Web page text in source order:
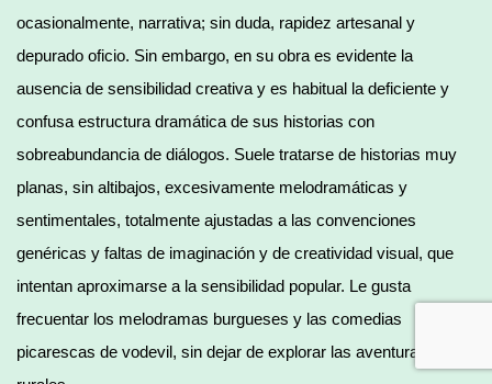
ocasionalmente, narrativa; sin duda, rapidez artesanal y
depurado oficio. Sin embargo, en su obra es evidente la
ausencia de sensibilidad creativa y es habitual la deficiente y
confusa estructura dramática de sus historias con
sobreabundancia de diálogos. Suele tratarse de historias muy
planas, sin altibajos, excesivamente melodramáticas y
sentimentales, totalmente ajustadas a las convenciones
genéricas y faltas de imaginación y de creatividad visual, que
intentan aproximarse a la sensibilidad popular. Le gusta
frecuentar los melodramas burgueses y las comedias
picarescas de vodevil, sin dejar de explorar las aventuras